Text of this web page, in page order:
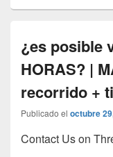
¿es posible
HORAS? |
recorrido +
Publicado el octubre
Contact Us on